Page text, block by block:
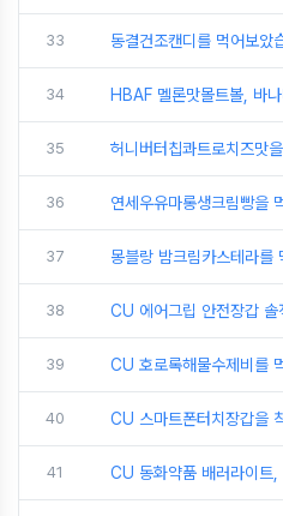
33 동결건조캔디를 먹어보았
34 HBAF 멜론맛몰트볼, 바
35 허니버터칩콰트로치즈맛
36 연세우유마롱생크림빵을
37 몽블랑 밤크림카스테라를
38 CU 에어그립 안전장갑 솔
39 CU 호로록해물수제비를
40 CU 스마트폰터치장갑을
41 CU 동화약품 배러라이트,